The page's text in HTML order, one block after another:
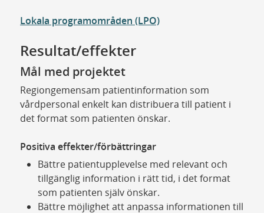
Lokala programområden (LPO)
Resultat/effekter
Mål med projektet
Regiongemensam patientinformation som
vårdpersonal enkelt kan distribuera till patient i
det format som patienten önskar.
Positiva effekter/förbättringar
Bättre patientupplevelse med relevant och
tillgänglig information i rätt tid, i det format
som patienten själv önskar.
Bättre möjlighet att anpassa informationen till